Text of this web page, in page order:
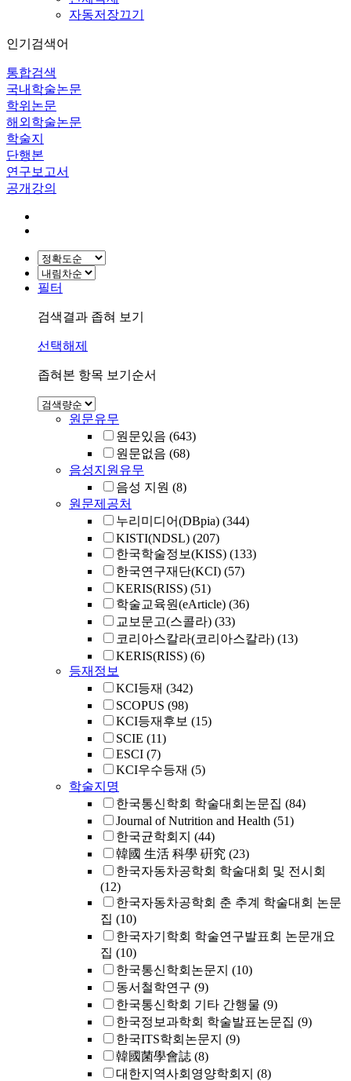
자동저장끄기
인기검색어
통합검색
국내학술논문
학위논문
해외학술논문
학술지
단행본
연구보고서
공개강의
필터
검색결과 좁혀 보기
선택해제
좁혀본 항목 보기순서
원문유무
원문있음 (643)
원문없음 (68)
음성지원유무
음성 지원 (8)
원문제공처
누리미디어(DBpia) (344)
KISTI(NDSL) (207)
한국학술정보(KISS) (133)
한국연구재단(KCI) (57)
KERIS(RISS) (51)
학술교육원(eArticle) (36)
교보문고(스콜라) (33)
코리아스칼라(코리아스칼라) (13)
KERIS(RISS) (6)
등재정보
KCI등재 (342)
SCOPUS (98)
KCI등재후보 (15)
SCIE (11)
ESCI (7)
KCI우수등재 (5)
학술지명
한국통신학회 학술대회논문집 (84)
Journal of Nutrition and Health (51)
한국균학회지 (44)
韓國 生活 科學 硏究 (23)
한국자동차공학회 학술대회 및 전시회
(12)
한국자동차공학회 춘 추계 학술대회 논문
집 (10)
한국자기학회 학술연구발표회 논문개요
집 (10)
한국통신학회논문지 (10)
동서철학연구 (9)
한국통신학회 기타 간행물 (9)
한국정보과학회 학술발표논문집 (9)
한국ITS학회논문지 (9)
韓國菌學會誌 (8)
대한지역사회영양학회지 (8)